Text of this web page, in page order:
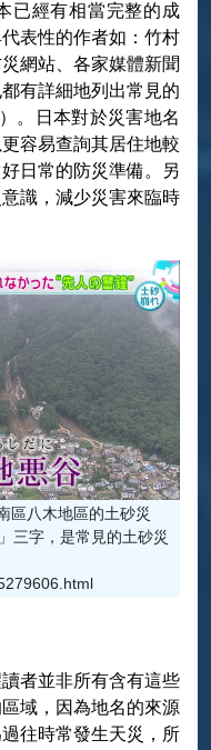
已經有相當完整的成
表性的作者如：竹村
網站、各家媒體新聞
有詳細地列出常見的
。日本對於災害地名
容易查詢其居住地較
日常的防災準備。另
識，減少災害來臨時
區八木地區的土砂災
三字，是常見的土砂災
者並非所有含有這些
域，因為地名的來源
往時常發生天災，所